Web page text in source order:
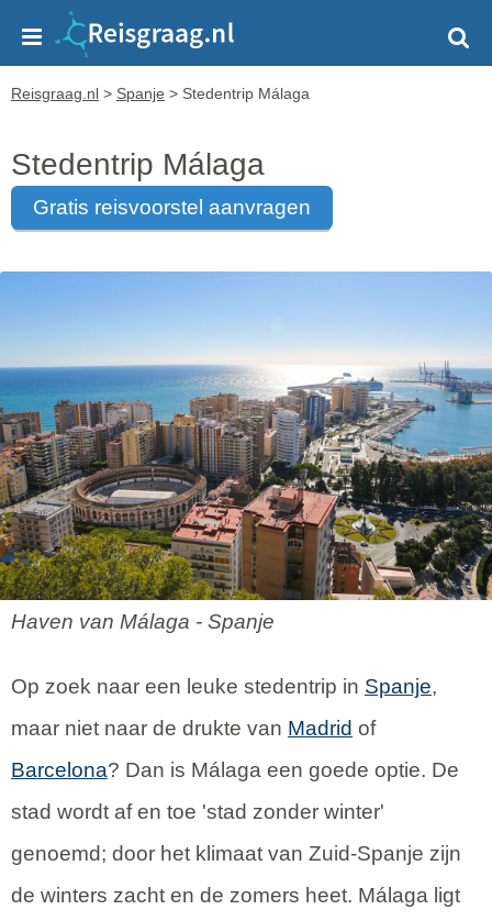
Reisgraag.nl > Spanje > Stedentrip Málaga
Stedentrip Málaga
gratis reisvoorstel aanvragen
Haven van Málaga - Spanje
Op zoek naar een leuke stedentrip in Spanje,
maar niet naar de drukte van Madrid of
Barcelona? Dan is Málaga een goede optie. De
stad wordt af en toe 'stad zonder winter'
genoemd; door het klimaat van Zuid-Spanje zijn
de winters zacht en de zomers heet. Málaga ligt